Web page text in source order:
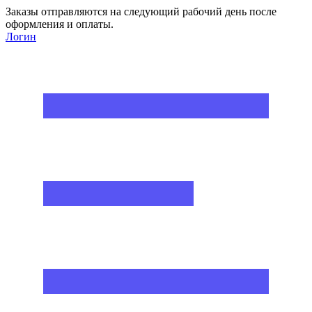
Заказы отправляются на следующий рабочий день после
оформления и оплаты.
Логин